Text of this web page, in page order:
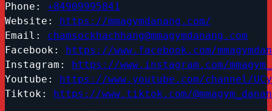
Phone: +84909995841
Website: https://mmagymdanang.com/
Email: chamsockhachhang@mmagymdanang.com
Facebook: https://www.facebook.com/
Instagram: https://www.instagram.com/
Youtube: https://www.youtube.com/channel/
Tiktok: https://www.tiktok.com/